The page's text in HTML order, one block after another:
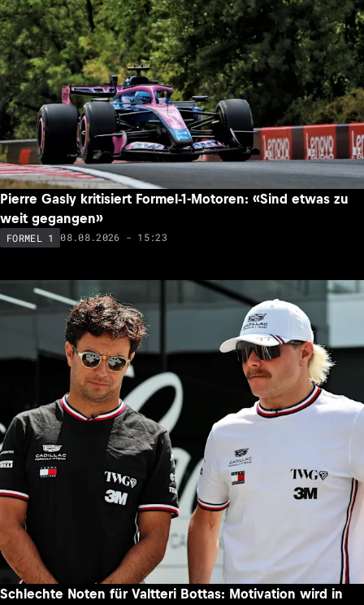
Pierre Gasly kritisiert Formel-1-Motoren: «Sind etwas zu
weit gegangen»
FORMEL 1 08.08.2026 - 15:23
Schlechte Noten für Valtteri Bottas: Motivation wird in